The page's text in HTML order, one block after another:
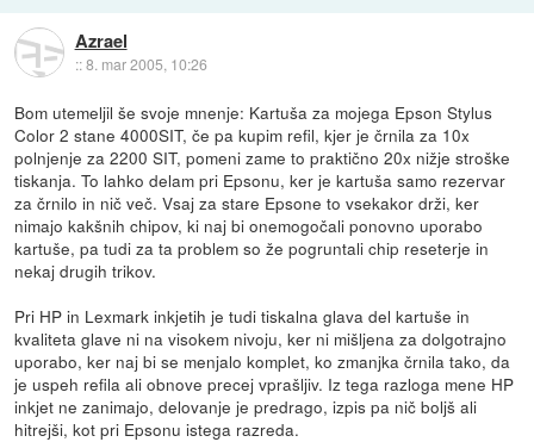
Azrael
::8. mar 2005, 10:26
Bom utemeljil še svoje mnenje: Kartuša za mojega Epson Stylus
Color 2 stane 4000SIT, če pa kupim refil, kjer je črnila za 10x
polnjenje za 2200 SIT, pomeni zame to praktično 20x nižje stroške
tiskanja. To lahko delam pri Epsonu, ker je kartuša samo rezervar
za črnilo in nič več. Vsaj za stare Epsone to vsekakor drži, ker
nimajo kakšnih chipov, ki naj bi onemogočali ponovno uporabo
kartuše, pa tudi za ta problem so že pogruntali chip reseterje in
nekaj drugih trikov.
Pri HP in Lexmark inkjetih je tudi tiskalna glava del kartuše in
kvaliteta glave ni na visokem nivoju, ker ni mišljena za dolgotrajno
uporabo, ker naj bi se menjalo komplet, ko zmanjka črnila tako, da
je uspeh refila ali obnove precej vprašljiv. Iz tega razloga mene HP
inkjet ne zanimajo, delovanje je predrago, izpis pa nič boljš ali
hitrejši, kot pri Epsonu istega razreda.